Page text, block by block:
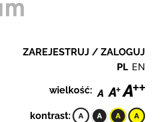
ZAREJESTRUJ / ZALOGUJ
PL EN
wielkość:
kontrast: